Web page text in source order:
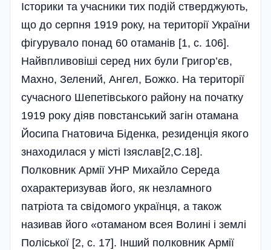
Історики та учасники тих подій стверджують,
що до серпня 1919 року, на території України
фігурувало понад 60 отаманів [1, с. 106].
Найвпливовіші серед них були Григор’єв,
Махно, Зелений, Ангел, Божко. На території
сучасного Шепетівського району на початку
1919 року діяв повстанський загін отамана
Йосипа Гнатовича Біденка, резиденція якого
знаходилася у місті Ізяслав[2,C.18].
Полковник Армії УНР Михайло Середа
охарактеризував його, як незламного
патріота та свідомого українця, а також
називав його «отаманом всея Волині і землі
Поліської [2, с. 17]. Інший полковник Армії